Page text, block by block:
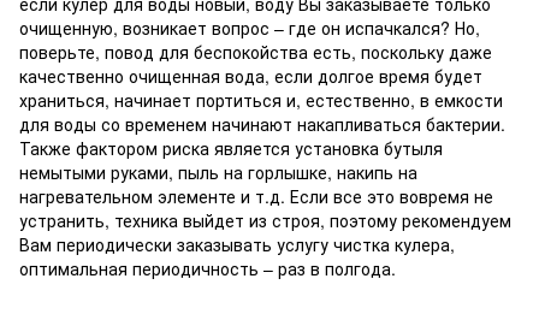
очищенную, возникает вопрос – где он испачкался? Но,
поверьте, повод для беспокойства есть, поскольку даже
качественно очищенная вода, если долгое время будет
храниться, начинает портиться и, естественно, в емкости
для воды со временем начинают накапливаться бактерии.
Также фактором риска является установка бутыля
немытыми руками, пыль на горлышке, накипь на
нагревательном элементе и т.д. Если все это вовремя не
устранить, техника выйдет из строя, поэтому рекомендуем
Вам периодически заказывать услугу чистка кулера,
оптимальная периодичность – раз в полгода.